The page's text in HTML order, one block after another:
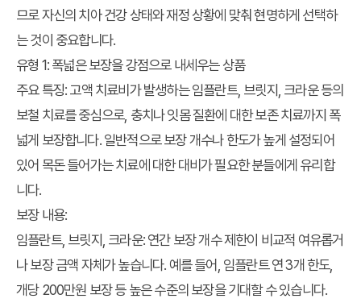
므로 자신의 치아 건강 상태와 재정 상황에 맞춰 현명하게 선택하
는 것이 중요합니다.
유형 1: 폭넓은 보장을 강점으로 내세우는 상품
주요 특징:고액 치료비가 발생하는 임플란트, 브릿지, 크라운 등의
보철 치료를 중심으로, 충치나 잇몸 질환에 대한 보존 치료까지 폭
넓게 보장합니다. 일반적으로 보장 개수나 한도가 높게 설정되어
있어 목돈 들어가는 치료에 대한 대비가 필요한 분들에게 유리합
니다.
보장 내용:
임플란트, 브릿지, 크라운: 연간 보장 개수 제한이 비교적 여유롭거
나 보장 금액 자체가 높습니다. 예를 들어, 임플란트 연 3개 한도,
개당 200만원 보장 등 높은 수준의 보장을 기대할 수 있습니다.